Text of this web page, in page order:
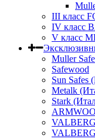
III класс
IV класс
V класс
Muller
Safewood
Sun Safes
Metalk
Stark